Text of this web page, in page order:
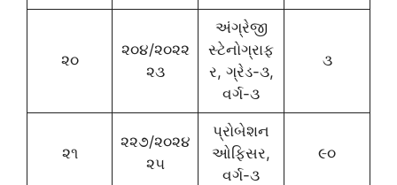
૨૦
૨૦૪/૨૦૨૨
૨૩
અંગ્રેજી
સ્ટેનોગ્રાફ
ર, ગ્રેડ-૩,
વર્ગ-૩
૩
૨૧
૨૨૭/૨૦૨૪
૨૫
પ્રોબેશન
ઓફિસર,
વર્ગ-૩
૯૦